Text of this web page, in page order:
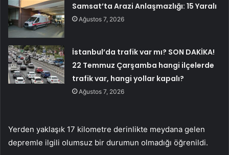
Samsat’ta Arazi Anlaşmazlığı: 15 Yaralı
Ağustos 7, 2026
İstanbul’da trafik var mı? SON DAKİKA!
22 Temmuz Çarşamba hangi ilçelerde
trafik var, hangi yollar kapalı?
Ağustos 7, 2026
Yerden yaklaşık 17 kilometre derinlikte meydana gelen
depremle ilgili olumsuz bir durumun olmadığı öğrenildi.